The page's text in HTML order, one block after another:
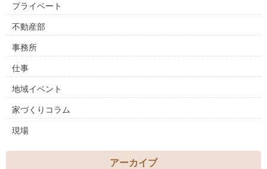
プライベート
不動産部
事務所
仕事
地域イベント
家づくりコラム
現場
アーカイブ